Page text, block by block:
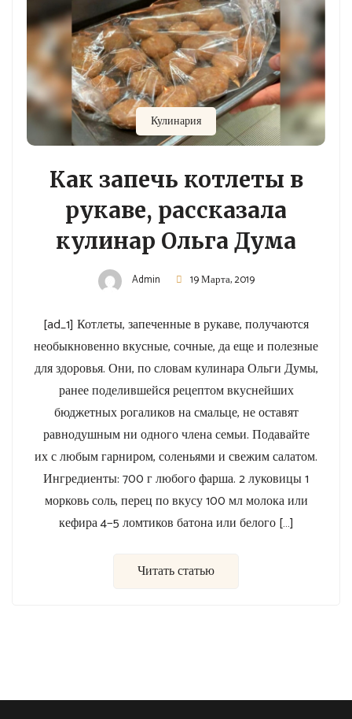
Кулинария
Как запечь котлеты в
рукаве, рассказала
кулинар Ольга Дума
Admin 19 Марта, 2019
[ad_1] Котлеты, запеченные в рукаве, получаются
необыкновенно вкусные, сочные, да еще и полезные
для здоровья. Они, по словам кулинара Ольги Думы,
ранее поделившейся рецептом вкуснейших
бюджетных рогаликов на смальце, не оставят
равнодушным ни одного члена семьи. Подавайте
их с любым гарниром, соленьями и свежим салатом.
Ингредиенты: 700 г любого фарша. 2 луковицы 1
морковь соль, перец по вкусу 100 мл молока или
кефира 4−5 ломтиков батона или белого […]
Читать статью